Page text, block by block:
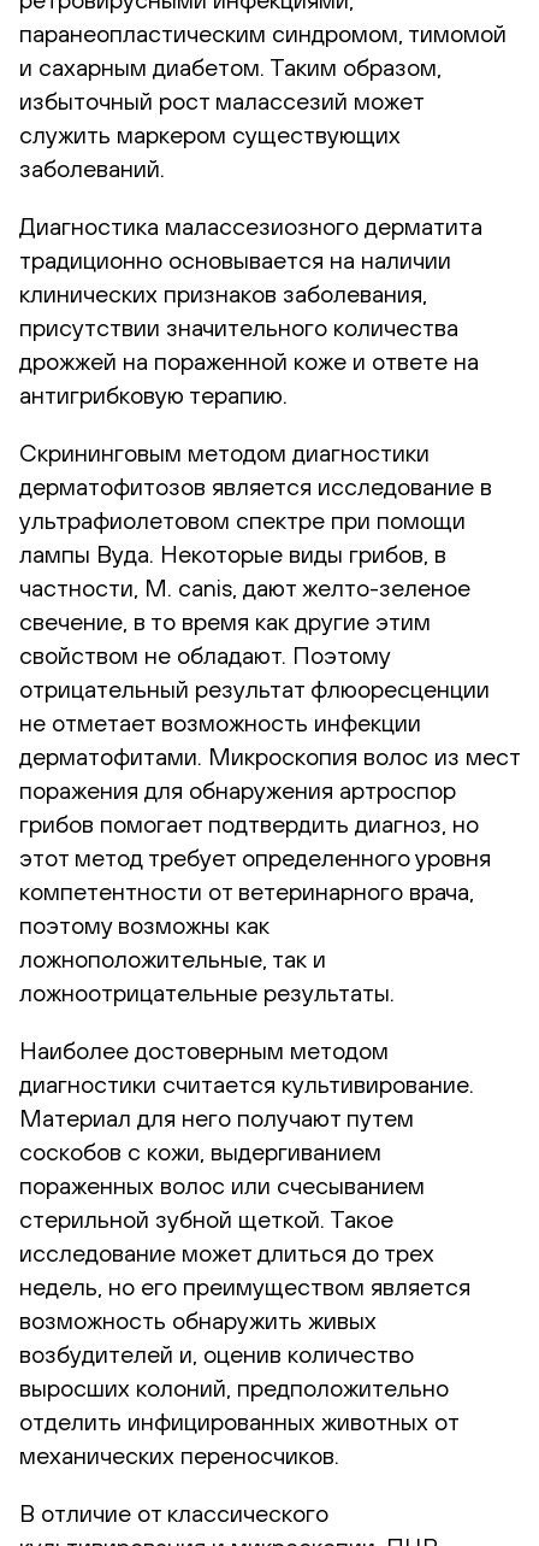
паранеопластическим синдромом, тимомой
и сахарным диабетом. Таким образом,
избыточный рост малассезий может
служить маркером существующих
заболеваний.
Диагностика малассезиозного дерматита
традиционно основывается на наличии
клинических признаков заболевания,
присутствии значительного количества
дрожжей на пораженной коже и ответе на
антигрибковую терапию.
Скрининговым методом диагностики
дерматофитозов является исследование в
ультрафиолетовом спектре при помощи
лампы Вуда. Некоторые виды грибов, в
частности, M. canis, дают желто-зеленое
свечение, в то время как другие этим
свойством не обладают. Поэтому
отрицательный результат флюоресценции
не отметает возможность инфекции
дерматофитами. Микроскопия волос из мест
поражения для обнаружения артроспор
грибов помогает подтвердить диагноз, но
этот метод требует определенного уровня
компетентности от ветеринарного врача,
поэтому возможны как
ложноположительные, так и
ложноотрицательные результаты.
Наиболее достоверным методом
диагностики считается культивирование.
Материал для него получают путем
соскобов с кожи, выдергиванием
пораженных волос или счесыванием
стерильной зубной щеткой. Такое
исследование может длиться до трех
недель, но его преимуществом является
возможность обнаружить живых
возбудителей и, оценив количество
выросших колоний, предположительно
отделить инфицированных животных от
механических переносчиков.
В отличие от классического